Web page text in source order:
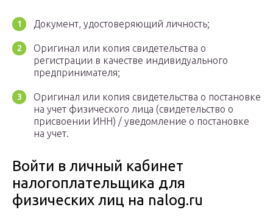
Документ, удостоверяющий личность;
Оригинал или копия свидетельства о
регистрации в качестве индивидуального
предпринимателя;
Оригинал или копия свидетельства о постановке
на учет физического лица (свидетельство о
присвоении ИНН) / уведомление о постановке
на учет.
Войти в личный кабинет
налогоплательщика для
физических лиц на nalog.ru